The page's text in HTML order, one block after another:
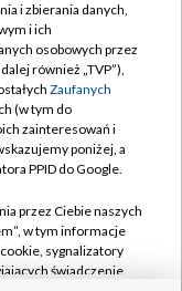
i zbierania danych,
i ich
osobowych przez
również „TVP”),
Zaufanych
(w tym do
zainteresowań i
poniżej, a
PPID do Google.
przez Ciebie naszych
w tym informacje
sygnalizatory
świadczenie